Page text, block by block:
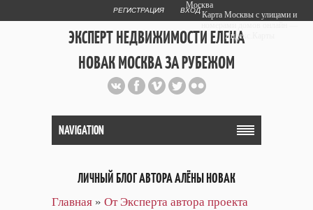
РЕГИСТРАЦИЯ ВХОД
ЭКСПЕРТ НЕДВИЖИМОСТИ ЕЛЕНА
НОВАК МОСКВА ЗА РУБЕЖОМ
Публичный сайт эксперта автора
web дизайнера+7 903 708 1884
NAVIGATION
ЛИЧНЫЙ БЛОГ АВТОРА АЛЁНЫ НОВАК
Главная » От Эксперта автора проекта
Москва
Карта Москвы с улицами и
Яндекс.Карты